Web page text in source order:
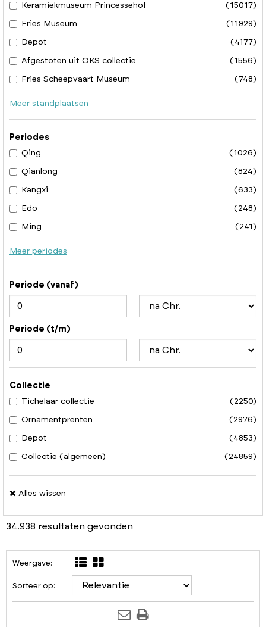
Keramiekmuseum Princessehof
(15017)
Fries Museum (11929)
Depot (4177)
Afgestoten uit OKS collectie (1556)
Fries Scheepvaart Museum (748)
Meer standplaatsen
Periodes
Qing
(1026)
Qianlong (824)
Kangxi (633)
Edo (248)
Ming (241)
Meer periodes
Periode (vanaf)
Periode (t/m)
Collectie
Tichelaar collectie
(2250)
Ornamentprenten (2976)
Depot (4853)
Collectie (algemeen) (24859)
Alles wissen
34.938 resultaten gevonden
Weergave:
Sorteer op: